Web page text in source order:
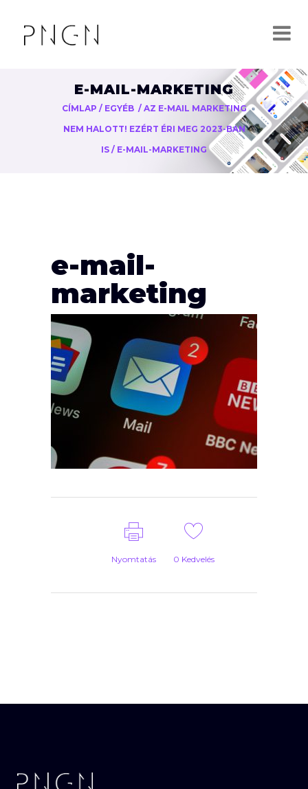
E-MAIL-MARKETING
CÍMLAP / EGYÉB / AZ E-MAIL MARKETING
NEM HALOTT! EZÉRT ÉRI MEG 2023-BAN
IS / E-MAIL-MARKETING
e-mail-
marketing
Nyomtatás 0 Kedvelés